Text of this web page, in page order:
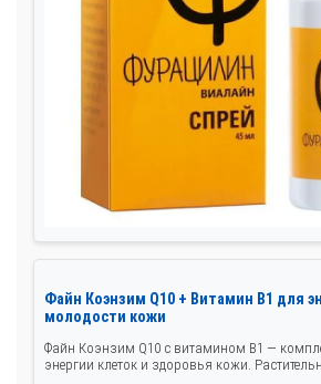
Файн Коэнзим Q10 + Витамин B1 для
молодости кожи
Файн Коэнзим Q10 с витамином B1 —
энергии клеток и здоровья кожи.